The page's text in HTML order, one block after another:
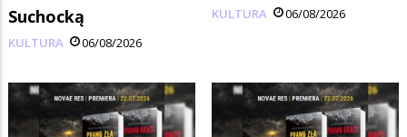
Suchocką
KULTURA 06/08/2026
KULTURA 06/08/2026